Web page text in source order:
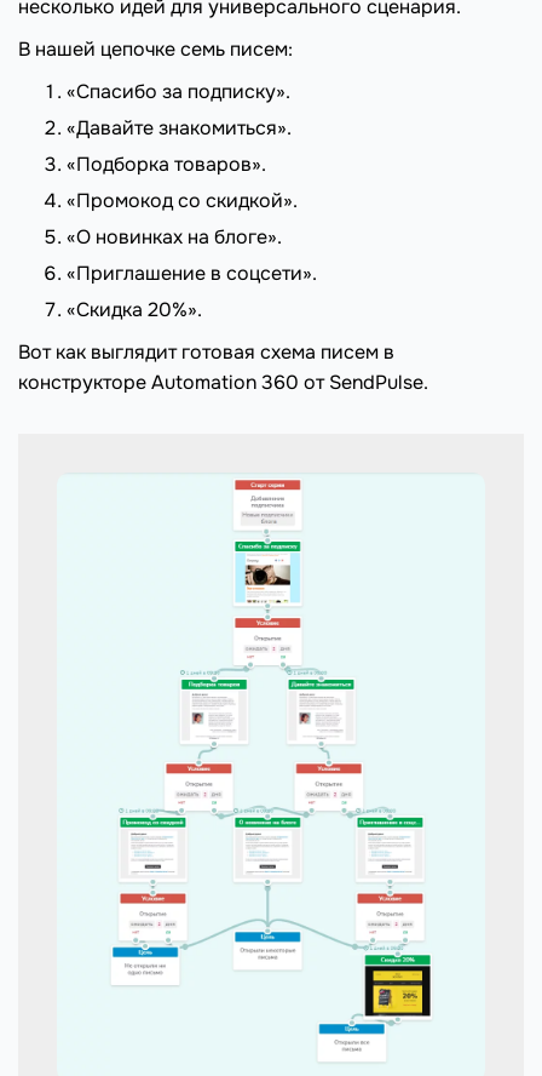
несколько идей для универсального сценария.
В нашей цепочке семь писем:
«Спасибо за подписку».
«Давайте знакомиться».
«Подборка товаров».
«Промокод со скидкой».
«О новинках на блоге».
«Приглашение в соцсети».
«Скидка 20%».
Вот как выглядит готовая схема писем в
конструкторе Automation 360 от SendPulse.